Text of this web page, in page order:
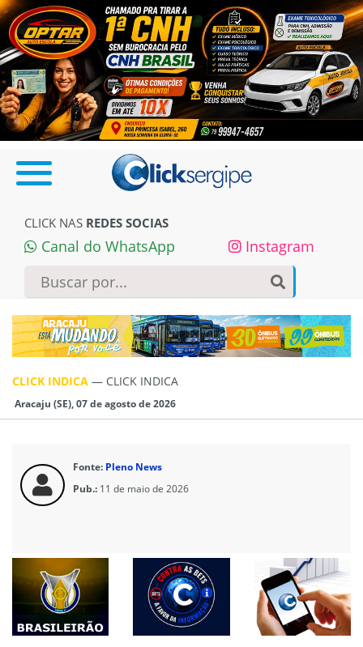
CLICK NAS REDES SOCIAS
Canal do WhatsApp Instagram
CLICK INDICA — CLICK INDICA
Aracaju (SE), 07 de agosto de 2026
Fonte: Pleno News
Pub.: 11 de maio de 2026